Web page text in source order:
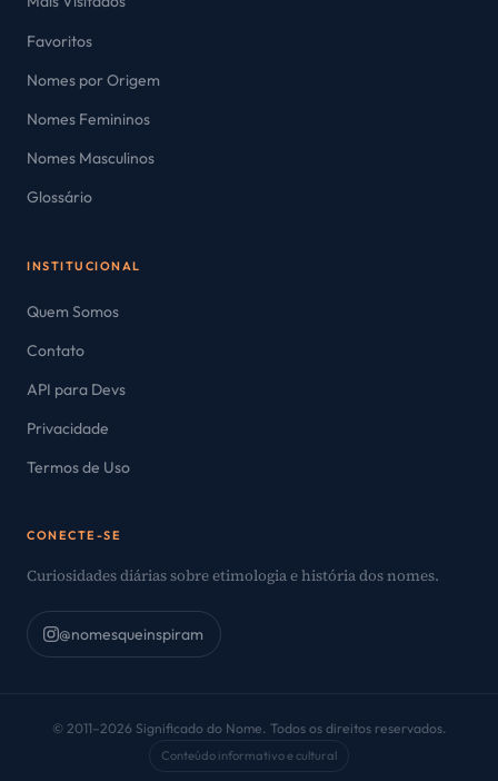
Favoritos
Nomes por Origem
Nomes Femininos
Nomes Masculinos
Glossário
INSTITUCIONAL
Quem Somos
Contato
API para Devs
Privacidade
Termos de Uso
CONECTE-SE
Curiosidades diárias sobre etimologia e história dos nomes.
@nomesqueinspiram
© 2011–2026 Significado do Nome. Todos os direitos reservados.
Conteúdo informativo e cultural